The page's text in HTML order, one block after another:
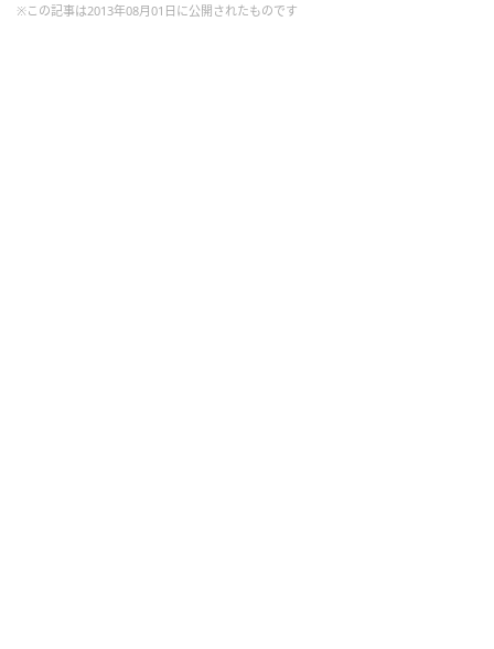
※この記事は2013年08月01日に公開されたものです